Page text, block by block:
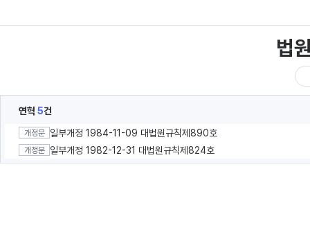
법
연혁 5건
개정문 일부개정 1984-11-09 대법원규칙제890호
개정문 일부개정 1982-12-31 대법원규칙제824호